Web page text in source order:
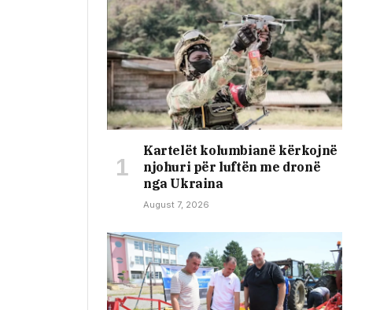
Kartelët kolumbianë kërkojnë
njohuri për luftën me dronë
nga Ukraina
August 7, 2026